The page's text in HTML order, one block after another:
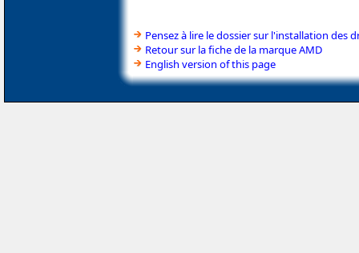
Pensez à lire le dossier sur l'installation des
Retour sur la fiche de la marque AMD
English version of this page